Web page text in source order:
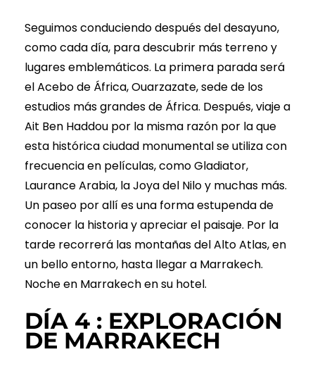
Seguimos conduciendo después del desayuno,
como cada día, para descubrir más terreno y
lugares emblemáticos. La primera parada será
el Acebo de África, Ouarzazate, sede de los
estudios más grandes de África. Después, viaje a
Ait Ben Haddou por la misma razón por la que
esta histórica ciudad monumental se utiliza con
frecuencia en películas, como Gladiator,
Laurance Arabia, la Joya del Nilo y muchas más.
Un paseo por allí es una forma estupenda de
conocer la historia y apreciar el paisaje. Por la
tarde recorrerá las montañas del Alto Atlas, en
un bello entorno, hasta llegar a Marrakech.
Noche en Marrakech en su hotel.
DÍA 4 : EXPLORACIÓN
DE MARRAKECH